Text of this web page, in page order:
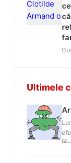
Ultimele
la...